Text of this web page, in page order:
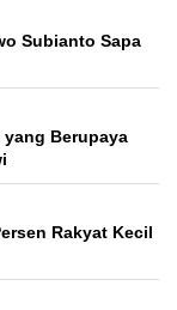
Subianto Sapa
yang Berupaya
Rakyat Kecil